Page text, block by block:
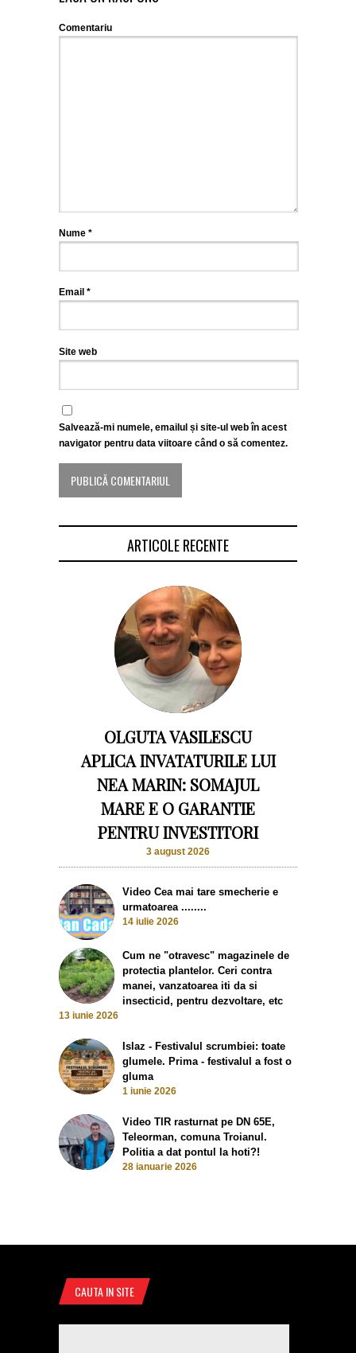
Comentariu
Nume *
Email *
Site web
Salvează-mi numele, emailul și site-ul web în acest
navigator pentru data viitoare când o să comentez.
ARTICOLE RECENTE
OLGUTA VASILESCU
APLICA INVATATURILE LUI
NEA MARIN: SOMAJUL
MARE E O GARANTIE
PENTRU INVESTITORI
3 august 2026
Video Cea mai tare smecherie e
urmatoarea ........
14 iulie 2026
Cum ne "otravesc" magazinele de
protectia plantelor. Ceri contra
manei, vanzatoarea iti da si
insecticid, pentru dezvoltare, etc
13 iunie 2026
Islaz - Festivalul scrumbiei: toate
glumele. Prima - festivalul a fost o
gluma
1 iunie 2026
Video TIR rasturnat pe DN 65E,
Teleorman, comuna Troianul.
Politia a dat pontul la hoti?!
28 ianuarie 2026
CAUTA IN SITE